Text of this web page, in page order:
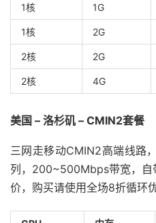
1核 1G
1核 2G
2核 2G
2核 4G
美国 – 洛杉矶 – CMIN2套餐
三网走移动CMIN2高端线路
列，200~500Mbps带宽，自
价，购买请使用全场8折循环